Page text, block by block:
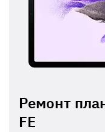
Ремонт
FE